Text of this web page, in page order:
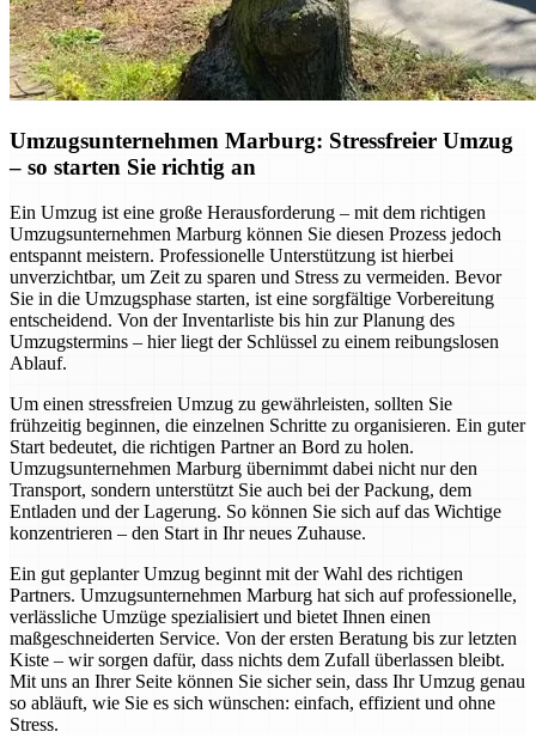
Umzugsunternehmen Marburg: Stressfreier Umzug
– so starten Sie richtig an
Ein Umzug ist eine große Herausforderung – mit dem richtigen
Umzugsunternehmen Marburg können Sie diesen Prozess jedoch
entspannt meistern. Professionelle Unterstützung ist hierbei
unverzichtbar, um Zeit zu sparen und Stress zu vermeiden. Bevor
Sie in die Umzugsphase starten, ist eine sorgfältige Vorbereitung
entscheidend. Von der Inventarliste bis hin zur Planung des
Umzugstermins – hier liegt der Schlüssel zu einem reibungslosen
Ablauf.
Um einen stressfreien Umzug zu gewährleisten, sollten Sie
frühzeitig beginnen, die einzelnen Schritte zu organisieren. Ein guter
Start bedeutet, die richtigen Partner an Bord zu holen.
Umzugsunternehmen Marburg übernimmt dabei nicht nur den
Transport, sondern unterstützt Sie auch bei der Packung, dem
Entladen und der Lagerung. So können Sie sich auf das Wichtige
konzentrieren – den Start in Ihr neues Zuhause.
Ein gut geplanter Umzug beginnt mit der Wahl des richtigen
Partners. Umzugsunternehmen Marburg hat sich auf professionelle,
verlässliche Umzüge spezialisiert und bietet Ihnen einen
maßgeschneiderten Service. Von der ersten Beratung bis zur letzten
Kiste – wir sorgen dafür, dass nichts dem Zufall überlassen bleibt.
Mit uns an Ihrer Seite können Sie sicher sein, dass Ihr Umzug genau
so abläuft, wie Sie es sich wünschen: einfach, effizient und ohne
Stress.